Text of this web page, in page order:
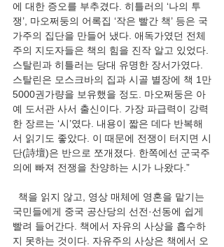
에 대한 증오를 부추겼다. 히틀러의 ‘나의 투
쟁’, 마오쩌둥의 어록집 ‘작은 빨간 책’ 등은 국
가주의 집단을 만들어 냈다. 애독가였던 전체
주의 지도자들은 책의 힘을 진작 알고 있었다.
스탈린과 히틀러는 당대 유명한 장서가였다.
스탈린은 모스크바의 집과 시골 별장에 책 1만
5000권가량을 보유했을 정도. 마오쩌둥은 아
예 도서관 사서 출신이다. 가장 파급력이 강력
한 장르는 ‘시’였다. 내용이 짧은 데다 반복해
서 읽기도 좋았다. 이 때문에 전쟁이 터지면 시
단(詩壇)은 반으로 쪼개졌다. 한쪽에선 군국주
의에 빠져 전쟁을 찬양하는 시가 나왔다.”
책을 읽지 않고, 영상 매체에 영혼을 맡기는
국민들에게 중국 공산당의 선전·선동에 쉽게
빨려 들어간다. 책에서 자유의 사상을 흡수하
지 못하는 것이다. 자유주의 사상은 책에서 오